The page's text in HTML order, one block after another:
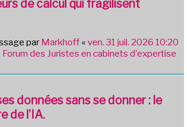
de calcul qui fragilisent
par Markhoff« ven. 31 juil. 2026 10:20
Forum des Juristes en cabinets d'expertise
données sans se donner : le
de l’IA.